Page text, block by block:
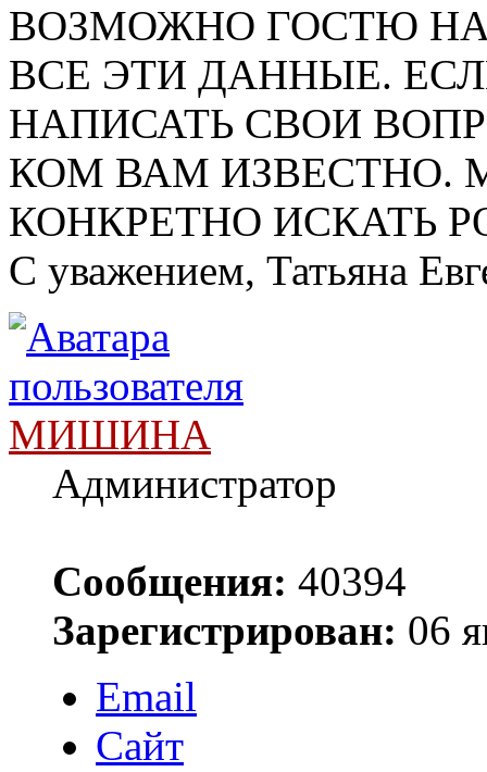
ВОЗМОЖНО ГОСТЮ
ВСЕ ЭТИ ДАННЫЕ.
НАПИСАТЬ СВОИ
КОМ ВАМ ИЗВЕСТНО.
КОНКРЕТНО ИСКАТЬ
С уважением, Татьяна
МИШИНА
Администратор
Сообщения: 40394
Зарегистрирован: 06
Email
Сайт